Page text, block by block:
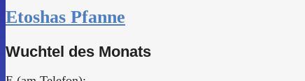
Etoshas Pfanne
Wuchtel des Monats